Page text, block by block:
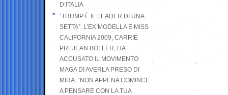
D’ITALIA
“TRUMP È IL LEADER DI UNA
SETTA”. L’EX MODELLA E MISS
CALIFORNIA 2009, CARRIE
PREJEAN BOLLER, HA
ACCUSATO IL MOVIMENTO
MAGA DI AVERLA PRESO DI
MIRA: “NON APPENA COMINCI
A PENSARE CON LA TUA